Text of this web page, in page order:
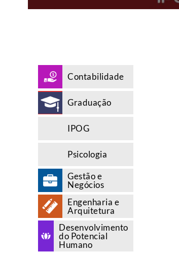
Contabilidade
Graduação
IPOG
Psicologia
Gestão e
Negócios
Engenharia e
Arquitetura
Desenvolvimento
do Potencial
Humano